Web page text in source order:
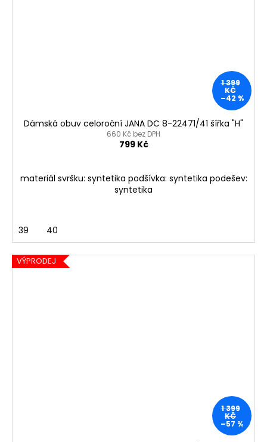
1 399
KČ
–42 %
Dámská obuv celoroční JANA DC 8-22471/41 šířka "H"
660 Kč bez DPH
799 Kč
materiál svršku: syntetika podšívka: syntetika podešev:
syntetika
39 40
VÝPRODEJ
1 399
KČ
–57 %